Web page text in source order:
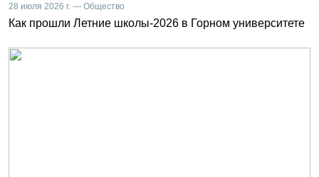
28 июля 2026 г. — Общество
Как прошли Летние школы-2026 в Горном университете